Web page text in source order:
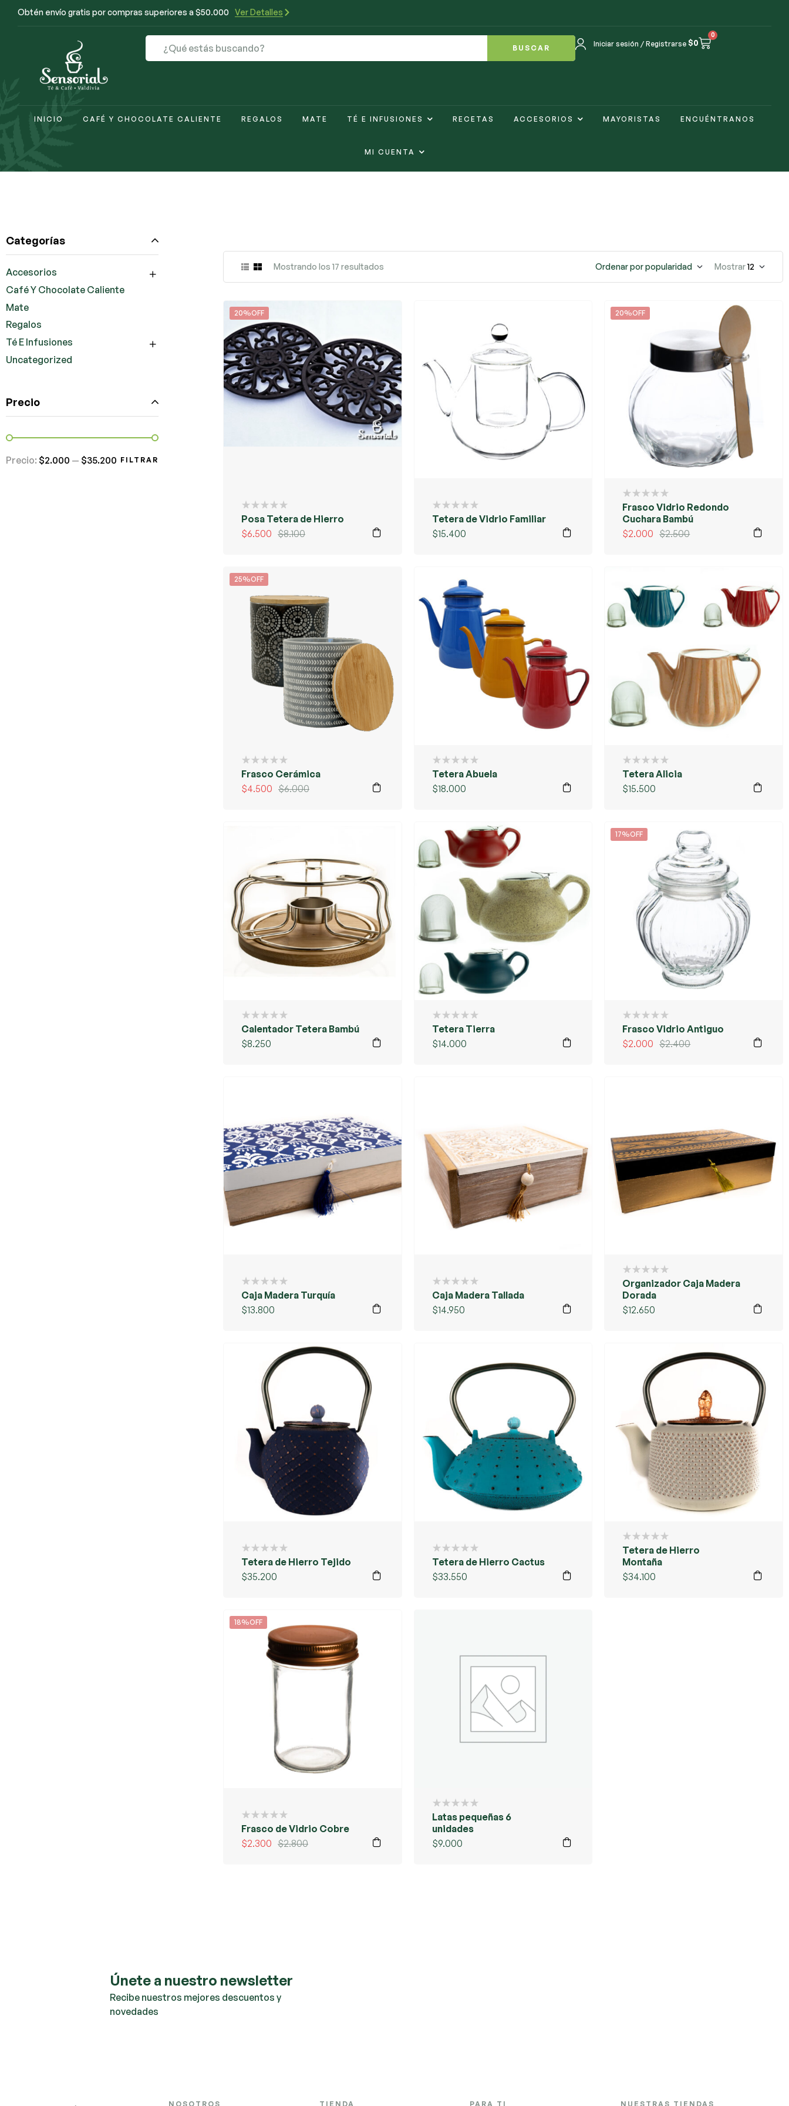
Obtén envío gratis por compras superiores a $50.000 Ver Detalles
BUSCAR Iniciar sesión / Registrarse $0
0
INICIO CAFÉ Y CHOCOLATE CALIENTE REGALOS MATE TÉ E INFUSIONES RECETAS ACCESORIOS MAYORISTAS ENCUÉNTRANOS
MI CUENTA
Mostrando los 17 resultados Ordenar por popularidad Mostrar12
20%OFF
Posa Tetera de Hierro
$8.100
$6.500
Tetera de Vidrio Familiar
$15.400
20%OFF
Frasco Vidrio Redondo
Cuchara Bambú
$2.500
$2.000
25%OFF
Frasco Cerámica
$6.000
$4.500
Tetera Abuela
$18.000
Tetera Alicia
$15.500
Calentador Tetera Bambú
$8.250
Tetera Tierra
$14.000
17%OFF
Frasco Vidrio Antiguo
$2.400
$2.000
Caja Madera Turquía
$13.800
Caja Madera Tallada
$14.950
Organizador Caja Madera
Dorada
$12.650
Tetera de Hierro Tejido
$35.200
Tetera de Hierro Cactus
$33.550
Tetera de Hierro
Montaña
$34.100
18%OFF
Frasco de Vidrio Cobre
$2.800
$2.300
Latas pequeñas 6
unidades
$9.000
Categorías
Accesorios
Café Y Chocolate Caliente
Mate
Regalos
Té E Infusiones
Uncategorized
Precio
FILTRAR
Precio: $2.000 — $35.200
Únete a nuestro newsletter
Recibe nuestros mejores descuentos y
novedades
NOSOTROS TIENDA PARA TI NUESTRAS TIENDAS